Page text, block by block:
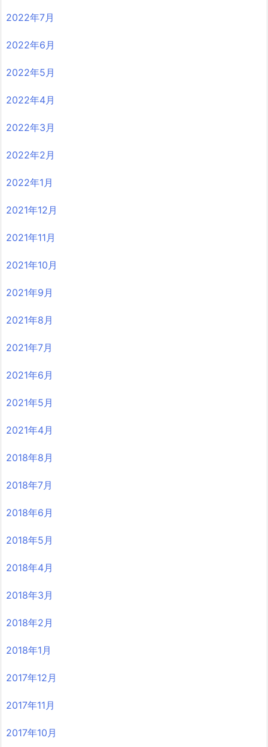
2022年7月
2022年6月
2022年5月
2022年4月
2022年3月
2022年2月
2022年1月
2021年12月
2021年11月
2021年10月
2021年9月
2021年8月
2021年7月
2021年6月
2021年5月
2021年4月
2018年8月
2018年7月
2018年6月
2018年5月
2018年4月
2018年3月
2018年2月
2018年1月
2017年12月
2017年11月
2017年10月